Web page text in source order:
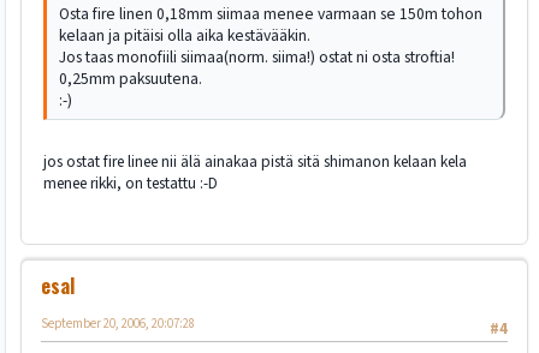
Osta fire linen 0,18mm siimaa menee varmaan se 150m tohon
kelaan ja pitäisi olla aika kestävääkin.
Jos taas monofiili siimaa(norm. siima!) ostat ni osta stroftia!
0,25mm paksuutena.
:-)
jos ostat fire linee nii älä ainakaa pistä sitä shimanon kelaan kela
menee rikki, on testattu :-D
esal
#4
September 20, 2006, 20:07:28